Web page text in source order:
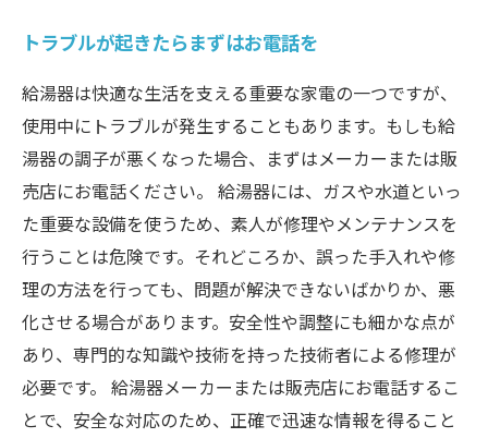
トラブルが起きたらまずはお電話を
給湯器は快適な生活を支える重要な家電の一つですが、
使用中にトラブルが発生することもあります。もしも給
湯器の調子が悪くなった場合、まずはメーカーまたは販
売店にお電話ください。 給湯器には、ガスや水道といっ
た重要な設備を使うため、素人が修理やメンテナンスを
行うことは危険です。それどころか、誤った手入れや修
理の方法を行っても、問題が解決できないばかりか、悪
化させる場合があります。安全性や調整にも細かな点が
あり、専門的な知識や技術を持った技術者による修理が
必要です。 給湯器メーカーまたは販売店にお電話するこ
とで、安全な対応のため、正確で迅速な情報を得ること